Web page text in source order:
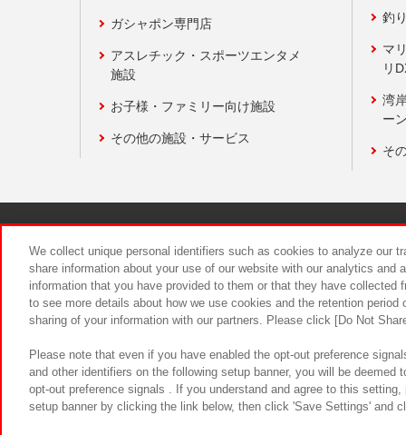
ガシャポン専門店
アスレチック・スポーツエンタメ
施設
お子様・ファミリー向け施設
その他の施設・サービス
釣
マ
リ
湾
ー
そ
食品のご
We collect unique personal identifiers such as cookies to analyze our
share information about your use of our website with our analytics and
information that you have provided to them or that they have
to see more details about how we use cookies and the retention
sharing of your information with our partners. Please click [Do Not
Please note that even if you have enabled the opt-out preference
and other identifiers on the following setup banner, you will be
opt-out preference signals . If you understand and agree to this
setup banner by clicking the link below, then click 'Save Settings' and